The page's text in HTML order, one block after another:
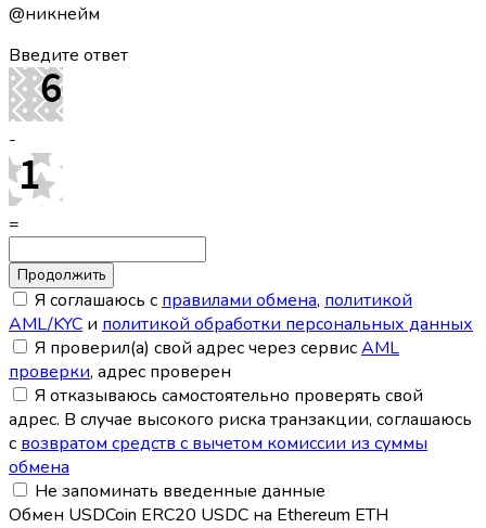
@никнейм
Введите ответ
-
=
Я соглашаюсь с правилами обмена, политикой
AML/KYC и политикой обработки персональных данных
Я проверил(а) свой адрес через сервисAML
проверки, адрес проверен
Я отказываюсь самостоятельно проверять свой
адрес. В случае высокого риска транзакции, соглашаюсь
с возвратом средств с вычетом комиссии из суммы
обмена
Не запоминать введенные данные
Обмен USDCoin ERC20 USDC на Ethereum ETH